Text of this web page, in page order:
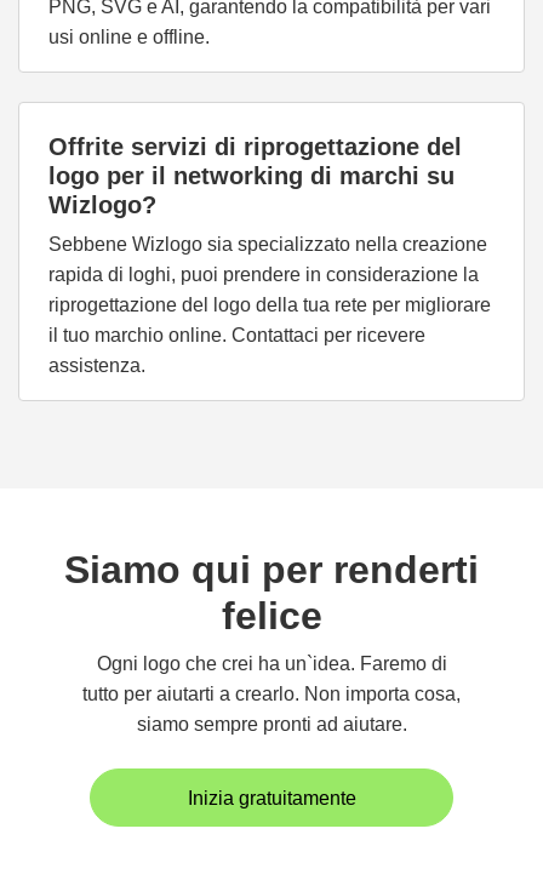
PNG, SVG e AI, garantendo la compatibilità per vari
usi online e offline.
Offrite servizi di riprogettazione del
logo per il networking di marchi su
Wizlogo?
Sebbene Wizlogo sia specializzato nella creazione
rapida di loghi, puoi prendere in considerazione la
riprogettazione del logo della tua rete per migliorare
il tuo marchio online. Contattaci per ricevere
assistenza.
Siamo qui per renderti
felice
Ogni logo che crei ha un`idea. Faremo di
tutto per aiutarti a crearlo. Non importa cosa,
siamo sempre pronti ad aiutare.
Inizia gratuitamente